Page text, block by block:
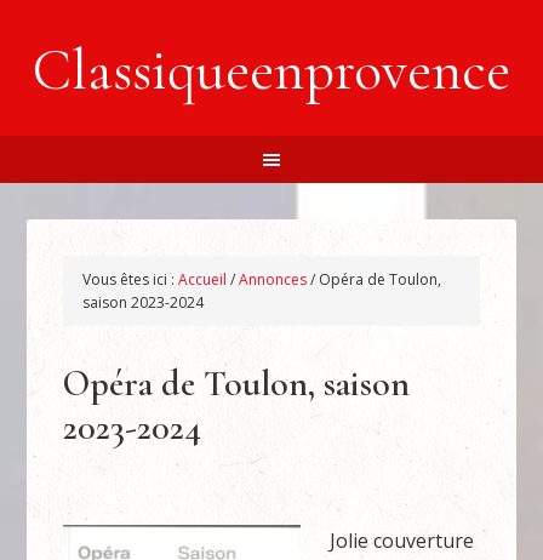
Classiqueenprovence
Vous êtes ici :Accueil /Annonces/ Opéra de Toulon,
saison 2023-2024
Opéra de Toulon, saison
2023-2024
Jolie couverture